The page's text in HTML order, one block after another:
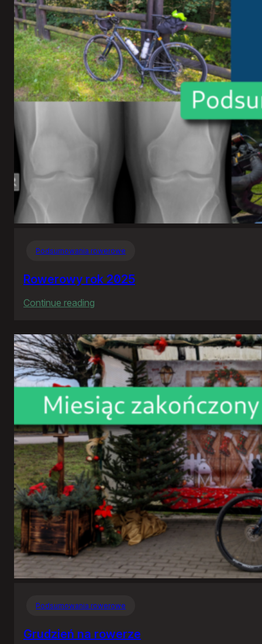
Podsumowania rowerowe
Rowerowy rok 2025
Continue reading
rok
2025
Podsumowania rowerowe
Grudzień na rowerze